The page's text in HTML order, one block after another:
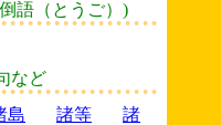
語（とうご）)
など
島 諸等
諸